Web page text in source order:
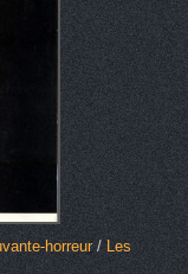
horreur/ Les